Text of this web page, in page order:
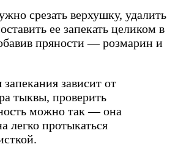
срезать верхушку, удалить
ее запекать целиком в
пряности — розмарин и
зависит от
тыквы, проверить
можно так — она
легко протыкаться